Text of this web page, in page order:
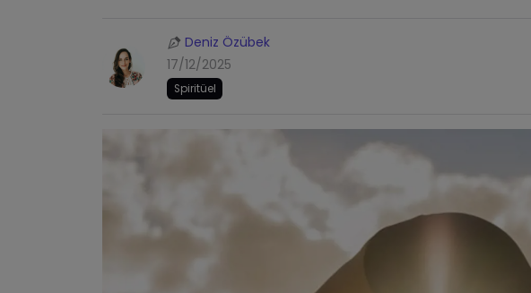
Deniz Özübek
17/12/2025
Spiritüel